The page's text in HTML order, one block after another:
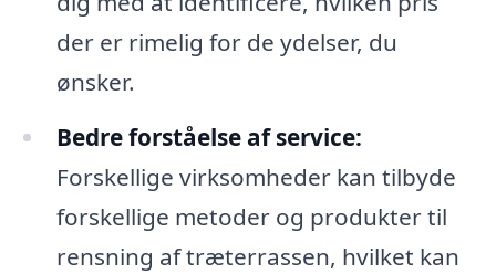
der er rimelig for de ydelser, du
ønsker.
Bedre forståelse af service:
Forskellige virksomheder kan tilbyde
forskellige metoder og produkter til
rensning af træterrassen, hvilket kan